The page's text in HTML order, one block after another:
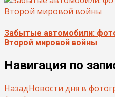
Забытые автомобили:
Второй мировой войны
Навигация по
НазадНовости дня в